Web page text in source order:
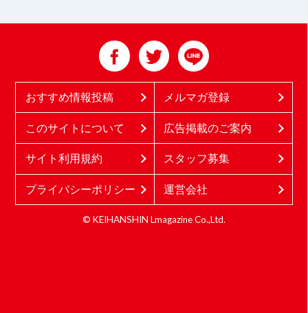
おすすめ情報投稿 メルマガ登録
このサイトについて 広告掲載のご案内
サイト利用規約 スタッフ募集
プライバシーポリシー 運営会社
© KEIHANSHIN Lmagazine Co.,Ltd.